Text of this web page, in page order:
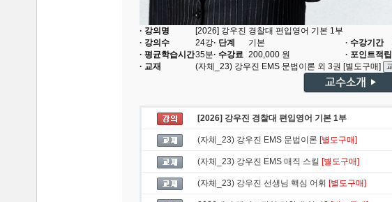
· 강의명
[2026] 강우진 경찰대 편입영어 기본 1부
· 강의수
24강· 단계 기본 · 수강기간
· 평균학습시간35분· 수강료 200,000 원 · 포인트적립
· 교재
(자체_23) 강우진 EMS 문법이론 외 3권 [별도구매]
[2026] 강우진 경찰대 편입영어 기본 1부
(자체_23) 강우진 EMS 문법이론 [별도구매]
(자체_23) 강우진 EMS 매직 스킬 [별도구매]
(자체_23) 강우진 선생님 핵심 어휘 [별도구매]